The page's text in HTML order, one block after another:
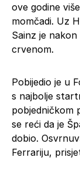
ove godine
momčadi. Uz
Sainz je
crvenom.
Pobijedio je u
s najbolje
pobjedničkom
se reći da je
dobio.
Ferrariju,